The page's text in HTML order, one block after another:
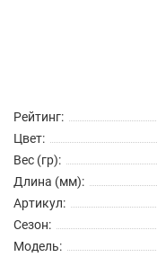
Рейтинг:
Цвет:
Вес (гр):
Длина (мм):
Артикул:
Сезон:
Модель: